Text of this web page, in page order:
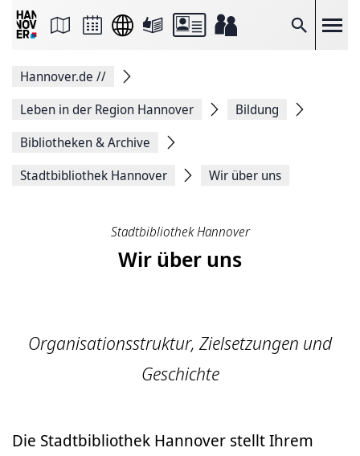
Suche
Seite
Facebook
teilen
Seitenlink
Seite
Hannover.de //
Leben in der Region Hannover
Bildung
Bibliotheken & Archive
Stadtbibliothek Hannover
Wir über uns
Stadtbibliothek Hannover
Wir über uns
Organisationsstruktur, Zielsetzungen und
Geschichte
Die Stadtbibliothek Hannover stellt Ihrem